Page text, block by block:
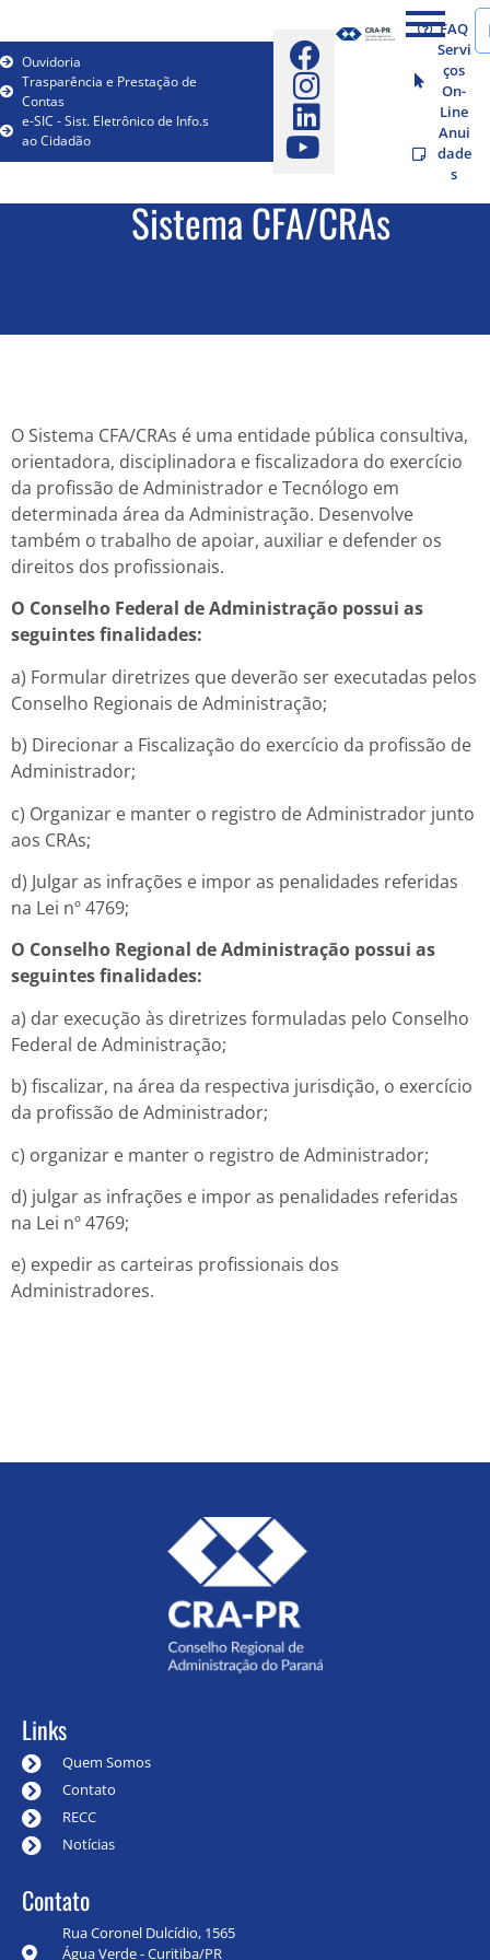
Ouvidoria
Trasparência e Prestação de
Contas
e-SIC - Sist. Eletrônico de Info.s
ao Cidadão
FAQ
Servi
ços
On-
Line
Anui
dade
s
Sistema CFA/CRAs
O Sistema CFA/CRAs é uma entidade pública consultiva,
orientadora, disciplinadora e fiscalizadora do exercício
da profissão de Administrador e Tecnólogo em
determinada área da Administração. Desenvolve
também o trabalho de apoiar, auxiliar e defender os
direitos dos profissionais.
O Conselho Federal de Administração possui as
seguintes finalidades:
a) Formular diretrizes que deverão ser executadas pelos
Conselho Regionais de Administração;
b) Direcionar a Fiscalização do exercício da profissão de
Administrador;
c) Organizar e manter o registro de Administrador junto
aos CRAs;
d) Julgar as infrações e impor as penalidades referidas
na Lei nº 4769;
O Conselho Regional de Administração possui as
seguintes finalidades:
a) dar execução às diretrizes formuladas pelo Conselho
Federal de Administração;
b) fiscalizar, na área da respectiva jurisdição, o exercício
da profissão de Administrador;
c) organizar e manter o registro de Administrador;
d) julgar as infrações e impor as penalidades referidas
na Lei nº 4769;
e) expedir as carteiras profissionais dos
Administradores.
Links
Quem Somos
Contato
RECC
Notícias
Contato
Rua Coronel Dulcídio, 1565
Água Verde - Curitiba/PR